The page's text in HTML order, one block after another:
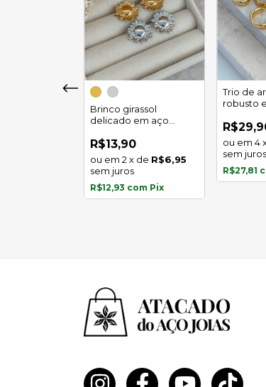
Brinco girassol
delicado em aço
R$13,90
2 x de R$6,95
sem juros
R$12,93 com Pix
Trio de
robusto
4
sem juros
R$27,81